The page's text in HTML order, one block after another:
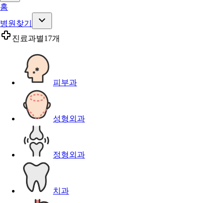
홈
병원찾기
진료과별17개
피부과
성형외과
정형외과
치과